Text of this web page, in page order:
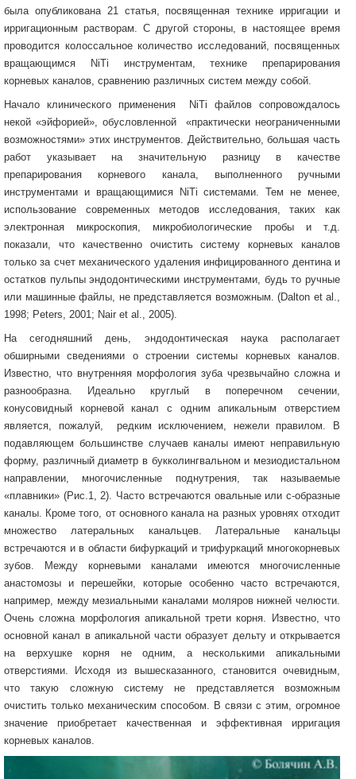
была опубликована 21 статья, посвященная технике ирригации и
ирригационным растворам. С другой стороны, в настоящее время
проводится колоссальное количество исследований, посвященных
вращающимся NiTi инструментам, технике препарирования
корневых каналов, сравнению различных систем между собой.
Начало клинического применения NiTi файлов сопровождалось
некой «эйфорией», обусловленной «практически неограниченными
возможностями» этих инструментов. Действительно, большая часть
работ указывает на значительную разницу в качестве
препарирования корневого канала, выполненного ручными
инструментами и вращающимися NiTi системами. Тем не менее,
использование современных методов исследования, таких как
электронная микроскопия, микробиологические пробы и т.д.
показали, что качественно очистить систему корневых каналов
только за счет механического удаления инфицированного дентина и
остатков пульпы эндодонтическими инструментами, будь то ручные
или машинные файлы, не представляется возможным. (Dalton et al.,
1998; Peters, 2001; Nair et al., 2005).
На сегодняшний день, эндодонтическая наука располагает
обширными сведениями о строении системы корневых каналов.
Известно, что внутренняя морфология зуба чрезвычайно сложна и
разнообразна. Идеально круглый в поперечном сечении,
конусовидный корневой канал с одним апикальным отверстием
является, пожалуй, редким исключением, нежели правилом. В
подавляющем большинстве случаев каналы имеют неправильную
форму, различный диаметр в букколингвальном и мезиодистальном
направлении, многочисленные поднутрения, так называемые
«плавники» (Рис.1, 2). Часто встречаются овальные или с-образные
каналы. Кроме того, от основного канала на разных уровнях отходит
множество латеральных канальцев. Латеральные канальцы
встречаются и в области бифуркаций и трифуркаций многокорневых
зубов. Между корневыми каналами имеются многочисленные
анастомозы и перешейки, которые особенно часто встречаются,
например, между мезиальными каналами моляров нижней челюсти.
Очень сложна морфология апикальной трети корня. Известно, что
основной канал в апикальной части образует дельту и открывается
на верхушке корня не одним, а несколькими апикальными
отверстиями. Исходя из вышесказанного, становится очевидным,
что такую сложную систему не представляется возможным
очистить только механическим способом. В связи с этим, огромное
значение приобретает качественная и эффективная ирригация
корневых каналов.